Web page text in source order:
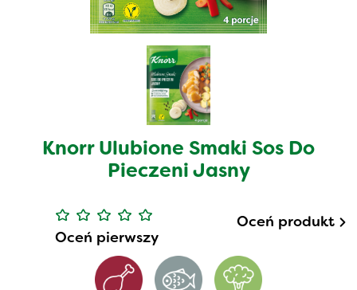
Knorr Ulubione Smaki Sos Do
Pieczeni Jasny
Oceń pierwszy
Oceń produkt